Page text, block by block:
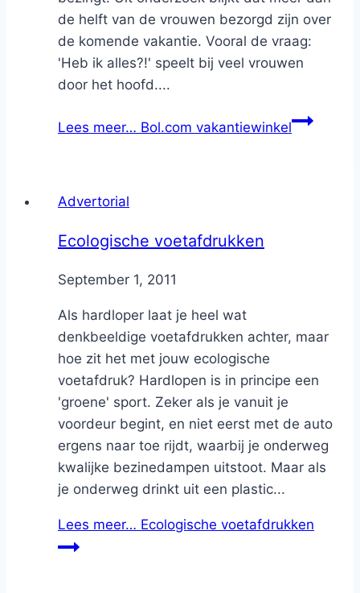
de helft van de vrouwen bezorgd zijn over
de komende vakantie. Vooral de vraag:
'Heb ik alles?!' speelt bij veel vrouwen
door het hoofd....
Lees meer… Bol.com vakantiewinkel
Advertorial
Ecologische voetafdrukken
ByNicole
September 1, 2011
Als hardloper laat je heel wat
denkbeeldige voetafdrukken achter, maar
hoe zit het met jouw ecologische
voetafdruk? Hardlopen is in principe een
'groene' sport. Zeker als je vanuit je
voordeur begint, en niet eerst met de auto
ergens naar toe rijdt, waarbij je onderweg
kwalijke bezinedampen uitstoot. Maar als
je onderweg drinkt uit een plastic...
Lees meer… Ecologische voetafdrukken